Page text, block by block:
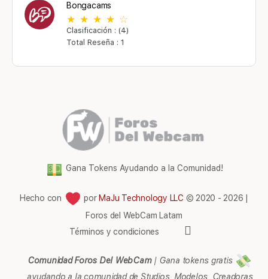
Bongacams
Clasificación : (4)
Total Reseña : 1
Gana Tokens Ayudando a la Comunidad!
Hecho con por MaJu Technology LLC © 2020 - 2026 |
Foros del WebCam Latam
Términos y condiciones
Comunidad Foros Del WebCam| Gana tokens gratis
ayudando a la comunidad de Studios, Modelos, Creadoras